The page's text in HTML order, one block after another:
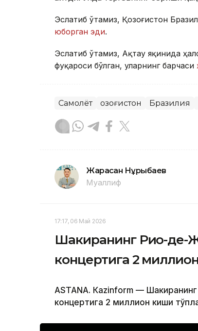
Эслатиб ўтамиз, Қозоғистон
юборган эди.
Эслатиб ўтамиз, Ақтау яқинида
фуқароси бўлган, уларнинг барчаси
Самолёт Қозоғистон Бразилия
Жарасқан Нұрыбаев
Муаллиф
17:17, 06 Май 2026
Шакиранинг Рио-де-
концертига 2
ASTANА. Кazinform —
концертига 2 миллион киши